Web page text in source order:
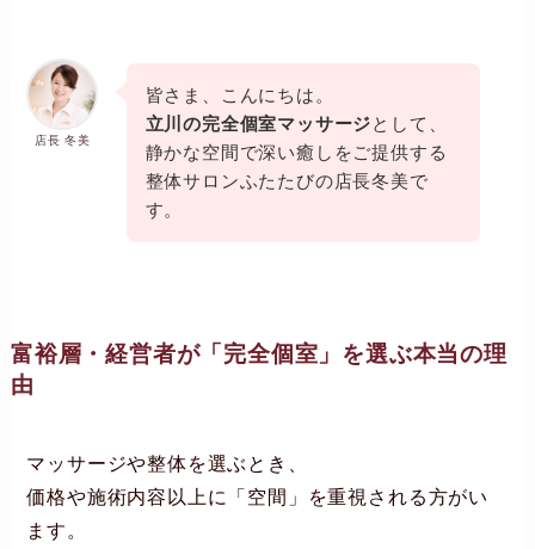
店長 冬美
皆さま、こんにちは。
立川の完全個室マッサージとして、
静かな空間で深い癒しをご提供する
整体サロンふたたびの店長冬美で
す。
富裕層・経営者が「完全個室」を選ぶ本当の理
由
マッサージや整体を選ぶとき、
価格や施術内容以上に「空間」を重視される方がい
ます。